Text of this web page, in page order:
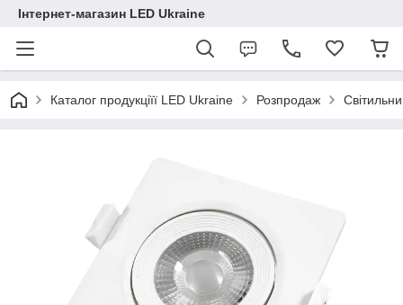
Інтернет-магазин LED Ukraine
Каталог продукціїї LED Ukraine Розпродаж